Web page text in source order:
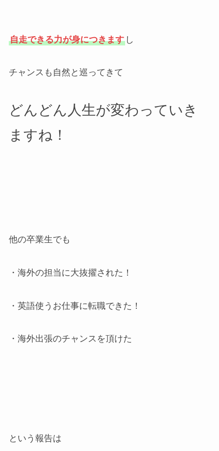
自走できる力が身につきますし
チャンスも自然と巡ってきて
どんどん人生が変わっていき
ますね！
他の卒業生でも
・海外の担当に大抜擢された！
・英語使うお仕事に転職できた！
・海外出張のチャンスを頂けた
という報告は